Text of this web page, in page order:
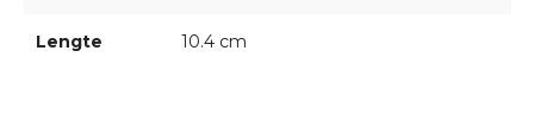
Lengte 10.4 cm